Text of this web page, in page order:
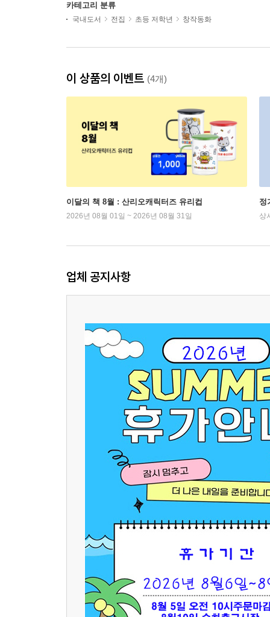
카테고리 분류
국내도서 전집 초등 저학년 창작동화
이 상품의 이벤트 (4개)
이달의 책 8월 : 산리오캐릭터즈 유리컵
2026년 08월 01일 ~ 2026년 08월 31일
정
상
업체 공지사항